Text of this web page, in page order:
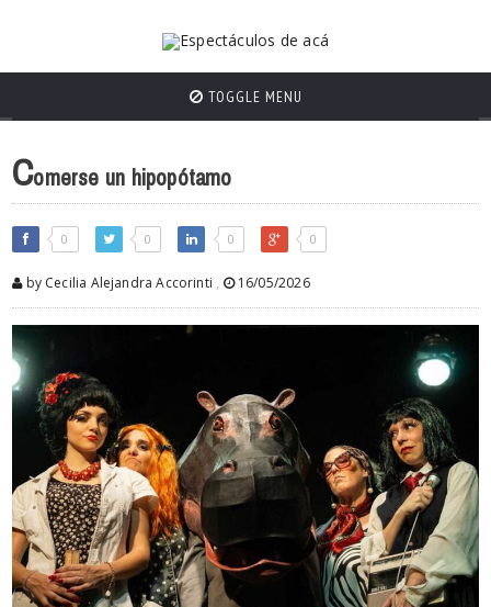
TOGGLE MENU
Comerse un hipopótamo
0 0 0 0
by Cecilia Alejandra Accorinti , 16/05/2026